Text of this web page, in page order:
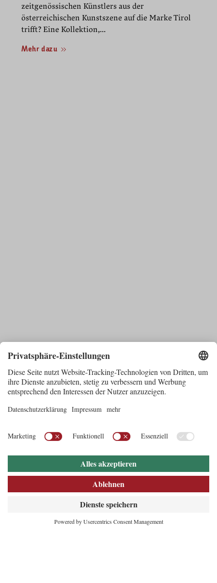
zeitgenössischen Künstlers aus der
österreichischen Kunstszene auf die Marke Tirol
trifft? Eine Kollektion,...
Mehr dazu